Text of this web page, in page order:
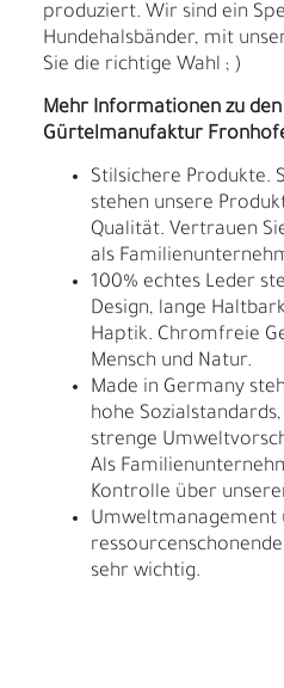
produziert. Wir sind ein
Hundehalsbänder, mit
Sie die richtige Wahl ; )
Mehr Informationen zu
Gürtelmanufaktur
Stilsichere Produkte.
stehen unsere
Qualität. Vertrauen
als
100% echtes Leder
Design, lange
Haptik. Chromfreie
Mensch und Natur.
Made in Germany
hohe
strenge
Als
Kontrolle über
Umweltmanagement
sehr wichtig.